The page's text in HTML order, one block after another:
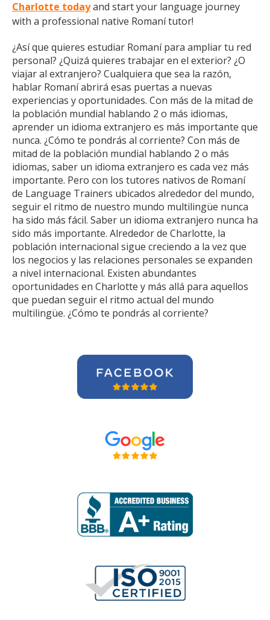
Charlotte todayand start your language journey
with a professional native Romaní tutor!
¿Así que quieres estudiar Romaní para ampliar tu red
personal? ¿Quizá quieres trabajar en el exterior? ¿O
viajar al extranjero? Cualquiera que sea la razón,
hablar Romaní abrirá esas puertas a nuevas
experiencias y oportunidades. Con más de la mitad de
la población mundial hablando 2 o más idiomas,
aprender un idioma extranjero es más importante que
nunca. ¿Cómo te pondrás al corriente? Con más de
mitad de la población mundial hablando 2 o más
idiomas, saber un idioma extranjero es cada vez más
importante. Pero con los tutores nativos de Romaní
de Language Trainers ubicados alrededor del mundo,
seguir el ritmo de nuestro mundo multilingüe nunca
ha sido más fácil. Saber un idioma extranjero nunca ha
sido más importante. Alrededor de Charlotte, la
población internacional sigue creciendo a la vez que
los negocios y las relaciones personales se expanden
a nivel internacional. Existen abundantes
oportunidades en Charlotte y más allá para aquellos
que puedan seguir el ritmo actual del mundo
multilingüe. ¿Cómo te pondrás al corriente?